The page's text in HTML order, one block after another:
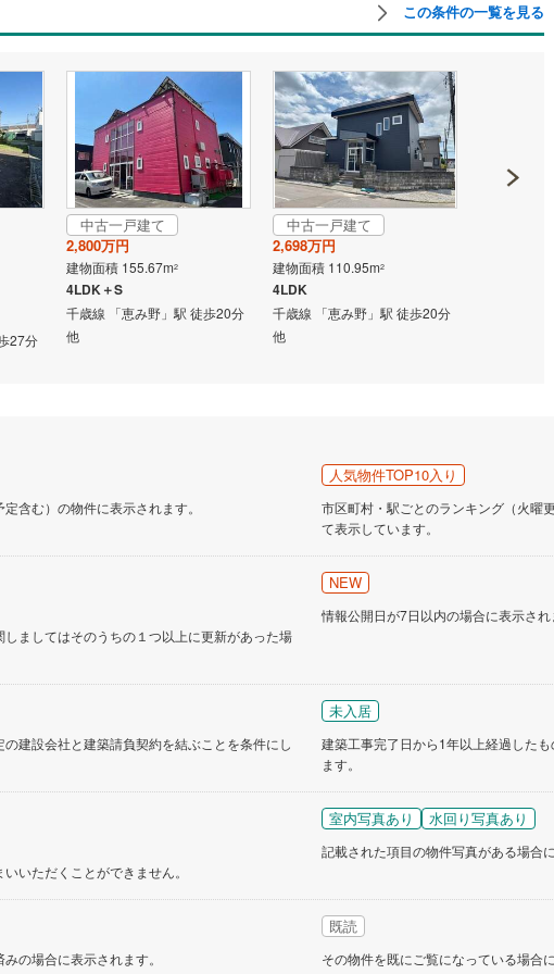
この条件の一覧を見る
27分
中古一戸建て
2,800万円
建物面積 155.67m2
4LDK＋S
千歳線 「恵み野」駅 徒歩20分
他
中古一戸建て
2,698万円
建物面積 110.95m2
4LDK
千歳線 「恵み野」駅 徒歩20分
他
含む）の物件に表示されます。
人気物件TOP10入り
市区町村・駅ごとのランキング（火曜
て表示しています。
ましてはそのうちの１つ以上に更新があった場
NEW
情報公開日が7日以内の場合に表示され
建設会社と建築請負契約を結ぶことを条件にし
未入居
建築工事完了日から1年以上経過した
ます。
いただくことができません。
室内写真あり 水回り写真あり
記載された項目の物件写真がある場合
の場合に表示されます。
既読
その物件を既にご覧になっている場合